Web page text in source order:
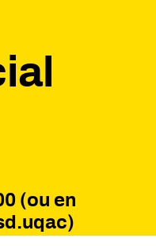
(ou en